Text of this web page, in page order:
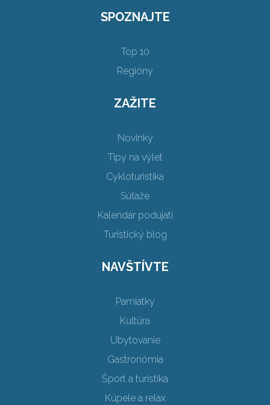
SPOZNAJTE
Top 10
Regióny
ZAŽITE
Novinky
Tipy na výlet
Cykloturistika
Súťaže
Kalendár podujatí
Turistický blog
NAVŠTÍVTE
Pamiatky
Kultúra
Ubytovanie
Gastronómia
Šport a turistika
Kúpele a relax